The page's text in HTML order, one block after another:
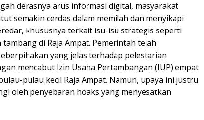
derasnya arus informasi digital, masyarakat
semakin cerdas dalam memilah dan menyikapi
khususnya terkait isu-isu strategis seperti
di Raja Ampat. Pemerintah telah
yang jelas terhadap pelestarian
mencabut Izin Usaha Pertambangan (IUP) empat
pulau kecil Raja Ampat. Namun, upaya ini justru
oleh penyebaran hoaks yang menyesatkan